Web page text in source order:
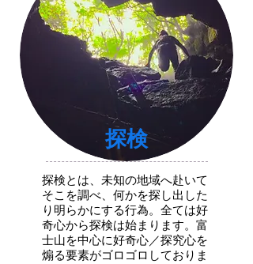
​探検
探検とは、未知の地域へ赴いて
そこを調べ、何かを探し出した
り明らかにする行為。全ては好
奇心から探検は始まります。富
士山を中心に好奇心／探究心を
煽る要素がゴロゴロしておりま